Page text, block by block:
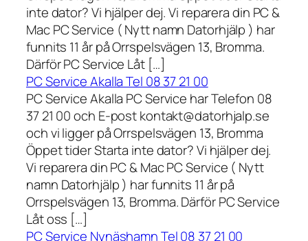
inte dator? Vi hjälper dej. Vi reparera din PC &
Mac PC Service ( Nytt namn Datorhjälp ) har
funnits 11 år på Orrspelsvägen 13, Bromma.
Därför PC Service Låt […]
PC Service Akalla Tel 08 37 21 00
PC Service Akalla PC Service har Telefon 08
37 21 00 och E-post kontakt@datorhjalp.se
och vi ligger på Orrspelsvägen 13, Bromma
Öppet tider Starta inte dator? Vi hjälper dej.
Vi reparera din PC & Mac PC Service ( Nytt
namn Datorhjälp ) har funnits 11 år på
Orrspelsvägen 13, Bromma. Därför PC Service
Låt oss […]
PC Service Nynäshamn Tel 08 37 21 00